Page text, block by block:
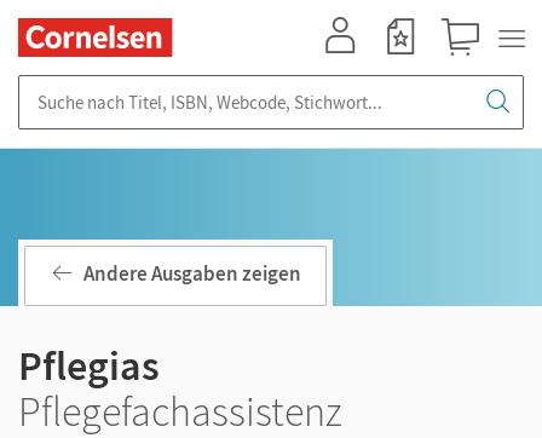
Andere Ausgaben zeigen
Pflegias
Pflegefachassistenz